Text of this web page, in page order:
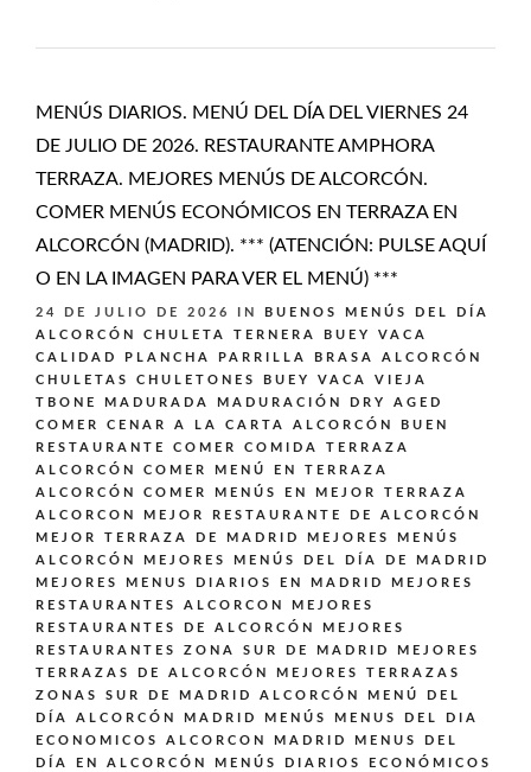
MENÚS DIARIOS. MENÚ DEL DÍA DEL VIERNES 24
DE JULIO DE 2026. RESTAURANTE AMPHORA
TERRAZA. MEJORES MENÚS DE ALCORCÓN.
COMER MENÚS ECONÓMICOS EN TERRAZA EN
ALCORCÓN (MADRID). *** (ATENCIÓN: PULSE AQUÍ
O EN LA IMAGEN PARA VER EL MENÚ) ***
24 DE JULIO DE 2026 IN
BUENOS MENÚS DEL DÍA
ALCORCÓN
CHULETA TERNERA BUEY VACA
CALIDAD PLANCHA PARRILLA BRASA ALCORCÓN
CHULETAS CHULETONES BUEY VACA VIEJA
TBONE MADURADA MADURACIÓN DRY AGED
COMER CENAR A LA CARTA ALCORCÓN BUEN
RESTAURANTE
COMER COMIDA TERRAZA
ALCORCÓN
COMER MENÚ EN TERRAZA
ALCORCÓN
COMER MENÚS EN MEJOR TERRAZA
ALCORCON
MEJOR RESTAURANTE DE ALCORCÓN
MEJOR TERRAZA DE MADRID
MEJORES MENÚS
ALCORCÓN
MEJORES MENÚS DEL DÍA DE MADRID
MEJORES MENUS DIARIOS EN MADRID
MEJORES
RESTAURANTES ALCORCON
MEJORES
RESTAURANTES DE ALCORCÓN
MEJORES
RESTAURANTES ZONA SUR DE MADRID
MEJORES
TERRAZAS DE ALCORCÓN
MEJORES TERRAZAS
ZONAS SUR DE MADRID ALCORCÓN
MENÚ DEL
DÍA ALCORCÓN MADRID
MENÚS
MENUS DEL DIA
ECONOMICOS ALCORCON MADRID
MENUS DEL
DÍA EN ALCORCÓN
MENÚS DIARIOS ECONÓMICOS